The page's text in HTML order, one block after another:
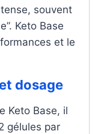
souvent
Keto Base
et le
dosage
Keto Base, il
gélules par